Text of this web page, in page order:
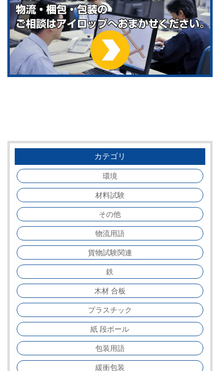
カテゴリ
環境
材料試験
その他
物流用語
貨物試験関連
鉄
木材 合板
プラスチック
紙 段ボール
包装用語
緩衝包装